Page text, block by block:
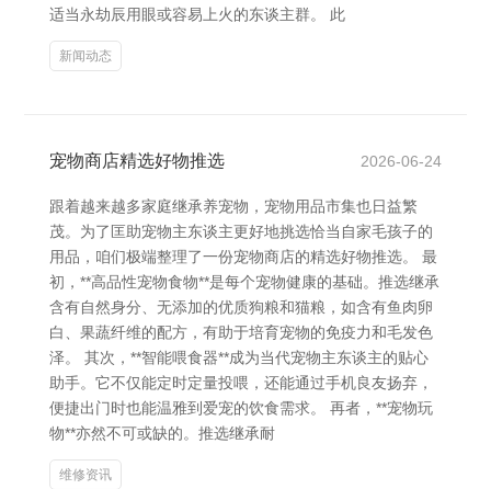
适当永劫辰用眼或容易上火的东谈主群。 此
新闻动态
宠物商店精选好物推选 2026-06-24
跟着越来越多家庭继承养宠物，宠物用品市集也日益繁
茂。为了匡助宠物主东谈主更好地挑选恰当自家毛孩子的
用品，咱们极端整理了一份宠物商店的精选好物推选。 最
初，**高品性宠物食物**是每个宠物健康的基础。推选继承
含有自然身分、无添加的优质狗粮和猫粮，如含有鱼肉卵
白、果蔬纤维的配方，有助于培育宠物的免疫力和毛发色
泽。 其次，**智能喂食器**成为当代宠物主东谈主的贴心
助手。它不仅能定时定量投喂，还能通过手机良友扬弃，
便捷出门时也能温雅到爱宠的饮食需求。 再者，**宠物玩
物**亦然不可或缺的。推选继承耐
维修资讯